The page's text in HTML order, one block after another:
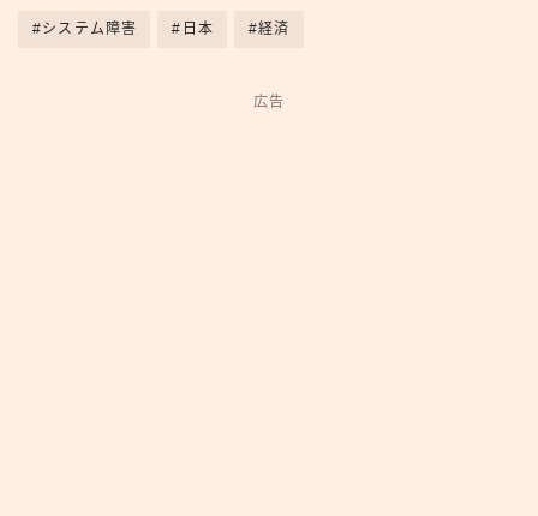
#システム障害 #日本 #経済
広告